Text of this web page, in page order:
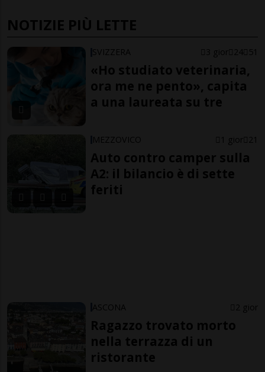
NOTIZIE PIÙ LETTE
SVIZZERA 3 gior 24 51
«Ho studiato veterinaria,
ora me ne pento», capita
a una laureata su tre
MEZZOVICO 1 gior 21
Auto contro camper sulla
A2: il bilancio è di sette
feriti
ASCONA 2 gior
Ragazzo trovato morto
nella terrazza di un
ristorante